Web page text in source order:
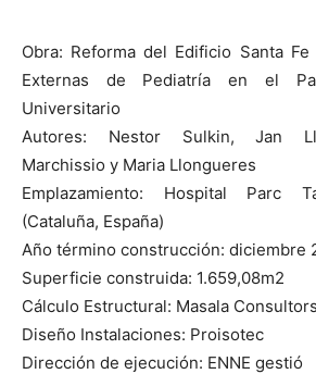
Obra: Reforma del Edificio Santa
Externas de Pediatría en el
Universitario
Autores: Nestor Sulkin, Jan
Marchissio y Maria Llongueres
Emplazamiento: Hospital Parc
(Cataluña, España)
Año término construcción: diciembre
Superficie construida: 1.659,08m2
Cálculo Estructural: Masala Consultors
Diseño Instalaciones: Proisotec
Dirección de ejecución: ENNE gestió